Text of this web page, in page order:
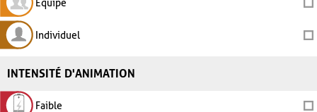
Équipe
Individuel
INTENSITÉ D'ANIMATION
Faible